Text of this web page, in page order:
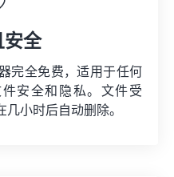
全
完全免费，适用于任何
安全和隐私。文件受
小时后自动删除。